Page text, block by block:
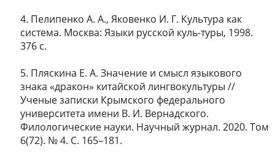
4. Пелипенко А. А., Яковенко И. Г. Культура как
система. Москва: Языки русской куль-туры, 1998.
376 с.
5. Пляскина Е. А. Значение и смысл языкового
знака «дракон» китайской лингвокультуры //
Ученые записки Крымского федерального
университета имени В. И. Вернадского.
Филологические науки. Научный журнал. 2020. Том
6(72). № 4. С. 165–181.